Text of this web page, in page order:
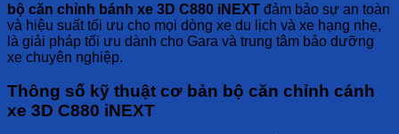
bộ căn chỉnh bánh xe 3D C880 iNEXT đảm bảo sự an toàn
và hiệu suất tối ưu cho mọi dòng xe du lịch và xe hạng nhẹ,
là giải pháp tối ưu dành cho Gara và trung tâm bảo dưỡng
xe chuyên nghiệp.
Thông số kỹ thuật cơ bản bộ căn chỉnh cánh
xe 3D C880 iNEXT